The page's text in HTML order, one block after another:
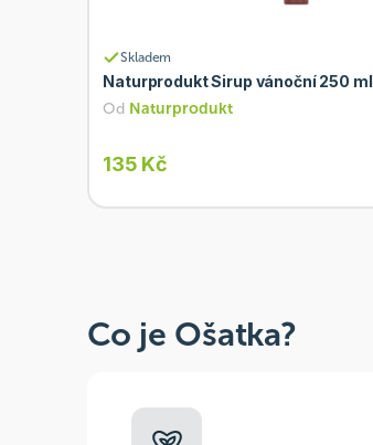
Skladem
Naturprodukt Sirup vánoční 250 ml
Od Naturprodukt
135 Kč
Co je Ošatka?